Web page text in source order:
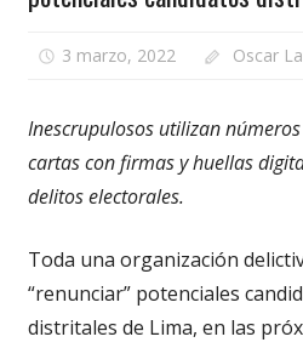
3 marzo, 2022 Oscar
Inescrupulosos utilizan números
cartas con firmas y huellas
delitos electorales.
Toda una organización
“renunciar” potenciales
distritales de Lima, en las